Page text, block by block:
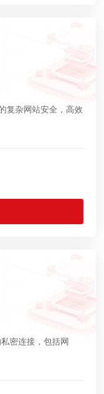
复杂网站安全，高效
密连接，包括网